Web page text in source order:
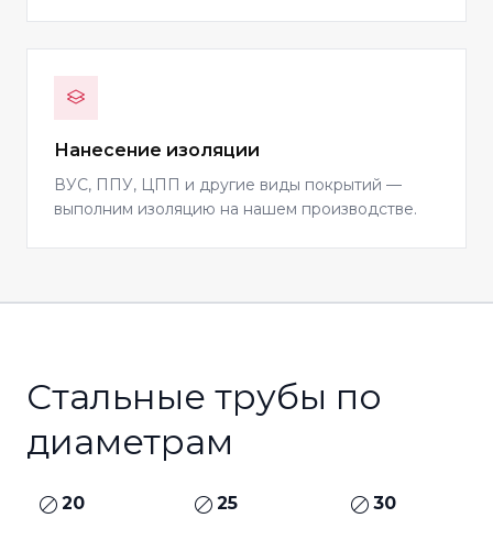
Нанесение изоляции
ВУС, ППУ, ЦПП и другие виды покрытий —
выполним изоляцию на нашем производстве.
Стальные трубы по
диаметрам
20 25 30